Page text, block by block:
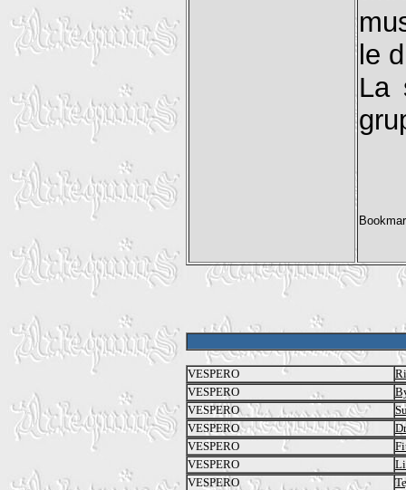
le
La
VESPERO
VESPERO
VESPERO
VESPERO
VESPERO
VESPERO
VESPERO